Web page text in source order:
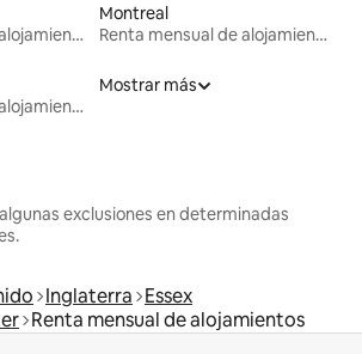
Renta mensual de alojamientos
Montreal
Renta mensual de alojamientos
Renta mensual de alojamientos
Mostrar más
exclusiones en determinadas
Inglaterra Essex
Renta mensual de alojamientos